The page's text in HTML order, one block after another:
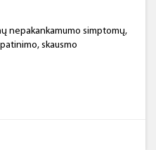
nepakankamumo simptomų,
skausmo